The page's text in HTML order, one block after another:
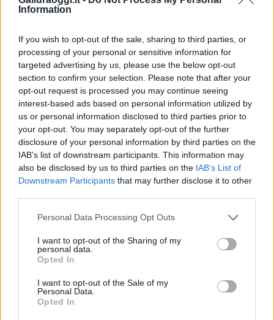
Information
If you wish to opt-out of the sale, sharing to third parties, or
processing of your personal or sensitive information for
targeted advertising by us, please use the below opt-out
section to confirm your selection. Please note that after your
opt-out request is processed you may continue seeing
interest-based ads based on personal information utilized by
us or personal information disclosed to third parties prior to
your opt-out. You may separately opt-out of the further
disclosure of your personal information by third parties on the
IAB’s list of downstream participants. This information may
also be disclosed by us to third parties on the IAB’s List of
Downstream Participants that may further disclose it to other
Please note that this website/app uses one or more Google
not limited to your visit or usage behaviour. You may click to
grant or deny consent to Google and its third-party tags to
use your data for below specified purposes in below Google
consent section.
Personal Data Processing Opt Outs
I want to opt-out of the Sharing of my
personal data.
Opted In
I want to opt-out of the Sale of my
Personal Data.
Opted In
Puoi abbonarti asoli € 1,10 al mese
Sei già abbonato?
Puoi effettuare l'accesso andando nella
sezioneLogindal menù del sito o
cliccandoqui
TEMI: Anap Sardegna
Notizie Gallura
Truffe Gallura
Truffe Online Gallura
Truffe Pensionati Gallura
Inviaci le tue segnalazioni,
i tuoi video e le tue foto
Su WhatsApp al numero +39